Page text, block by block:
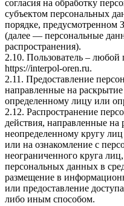
согласия на обработку
субъектом персональных
порядке, предусмотренном
(далее — персональные
распространения).
2.10. Пользователь – любой
https://interpol-oren.ru.
2.11. Предоставление
направленные на
определенному лицу или
2.12. Распространение
действия, направленные
неопределенному кругу
или на ознакомление с
неограниченного круга
персональных данных в
размещение в
или предоставление
либо иным способом.